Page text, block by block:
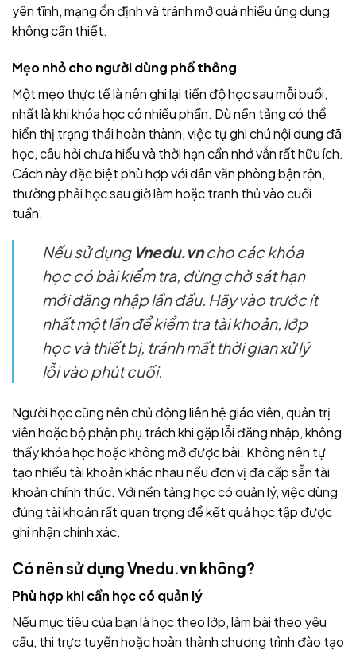
yên tĩnh, mạng ổn định và tránh mở quá nhiều ứng dụng
không cần thiết.
Mẹo nhỏ cho người dùng phổ thông
Một mẹo thực tế là nên ghi lại tiến độ học sau mỗi buổi,
nhất là khi khóa học có nhiều phần. Dù nền tảng có thể
hiển thị trạng thái hoàn thành, việc tự ghi chú nội dung đã
học, câu hỏi chưa hiểu và thời hạn cần nhớ vẫn rất hữu ích.
Cách này đặc biệt phù hợp với dân văn phòng bận rộn,
thường phải học sau giờ làm hoặc tranh thủ vào cuối
tuần.
Nếu sử dụng Vnedu.vncho các khóa
học có bài kiểm tra, đừng chờ sát hạn
mới đăng nhập lần đầu. Hãy vào trước ít
nhất một lần để kiểm tra tài khoản, lớp
học và thiết bị, tránh mất thời gian xử lý
lỗi vào phút cuối.
Người học cũng nên chủ động liên hệ giáo viên, quản trị
viên hoặc bộ phận phụ trách khi gặp lỗi đăng nhập, không
thấy khóa học hoặc không mở được bài. Không nên tự
tạo nhiều tài khoản khác nhau nếu đơn vị đã cấp sẵn tài
khoản chính thức. Với nền tảng học có quản lý, việc dùng
đúng tài khoản rất quan trọng để kết quả học tập được
ghi nhận chính xác.
Có nên sử dụngVnedu.vn không?
Phù hợp khi cần học có quản lý
Nếu mục tiêu của bạn là học theo lớp, làm bài theo yêu
cầu, thi trực tuyến hoặc hoàn thành chương trình đào tạo